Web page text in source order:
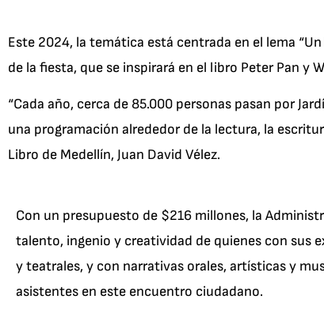
Este 2024, la temática está centrada en el lema
de la fiesta, que se inspirará en el libro Peter Pan y
“Cada año, cerca de 85.000 personas pasan por
una programación alrededor de la lectura, la
Libro de Medellín, Juan David Vélez.
Con un presupuesto de $216 millones, la
talento, ingenio y creatividad de quienes con sus
y teatrales, y con narrativas orales, artísticas y
asistentes en este encuentro ciudadano.